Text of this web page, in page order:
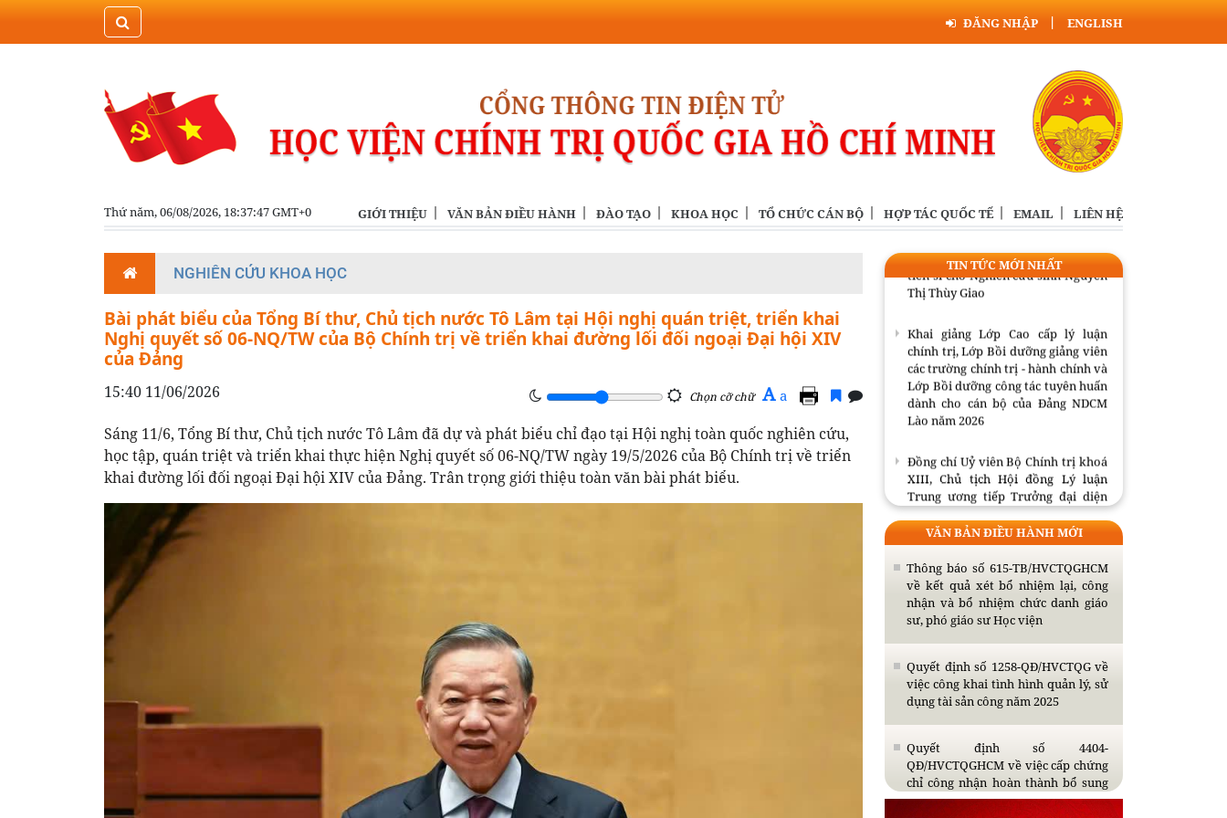
ĐĂNG NHẬP ENGLISH
Thứ năm, 06/08/2026, 18:37:47 GMT+0 GIỚI THIỆU VĂN BẢN ĐIỀU HÀNH ĐÀO TẠO KHOA HỌC TỔ CHỨC CÁN BỘ HỢP TÁC QUỐC TẾ EMAIL LIÊN HỆ
NGHIÊN CỨU KHOA HỌC
Bài phát biểu của Tổng Bí thư, Chủ tịch nước Tô Lâm tại Hội nghị quán triệt, triển khai
Nghị quyết số 06-NQ/TW của Bộ Chính trị về triển khai đường lối đối ngoại Đại hội XIV
của Đảng
15:40 11/06/2026 Chọn cỡ chữ A a
Sáng 11/6, Tổng Bí thư, Chủ tịch nước Tô Lâm đã dự và phát biểu chỉ đạo tại Hội nghị toàn quốc nghiên cứu,
học tập, quán triệt và triển khai thực hiện Nghị quyết số 06-NQ/TW ngày 19/5/2026 của Bộ Chính trị về triển
khai đường lối đối ngoại Đại hội XIV của Đảng. Trân trọng giới thiệu toàn văn bài phát biểu.
TIN TỨC MỚI NHẤT
dành cho cán bộ của Đảng NDCM
Đồng chí Uỷ viên Bộ Chính trị khoá
XIII, Chủ tịch Hội đồng Lý luận
Trung ương tiếp Trưởng đại diện
Viện FES tại Việt Nam
Bế giảng Lớp tập huấn giáo trình
đồng kiến tạo tri thức, giá trị mới
Thông báo tổ chức bảo vệ luận án
tiến sĩ cho Nghiên cứu sinh Nguyễn
Thị Thùy Giao
Khai giảng Lớp Cao cấp lý luận
chính trị, Lớp Bồi dưỡng giảng viên
các trường chính trị - hành chính và
Lớp Bồi dưỡng công tác tuyên huấn
dành cho cán bộ của Đảng NDCM
Lào năm 2026
Đồng chí Uỷ viên Bộ Chính trị khoá
XIII, Chủ tịch Hội đồng Lý luận
Trung ương tiếp Trưởng đại diện
Viện FES tại Việt Nam
Bế giảng Lớp tập huấn giáo trình
Cao cấp lý luận chính trị và mô hình
đồng kiến tạo tri thức, giá trị mới
Thông báo tổ chức bảo vệ luận án
VĂN BẢN ĐIỀU HÀNH MỚI
Thông báo số 615-TB/HVCTQGHCM
về kết quả xét bổ nhiệm lại, công
nhận và bổ nhiệm chức danh giáo
sư, phó giáo sư Học viện
Quyết định số 1258-QĐ/HVCTQG về
việc công khai tình hình quản lý, sử
dụng tài sản công năm 2025
Quyết định số 4404-
QĐ/HVCTQGHCM về việc cấp chứng
chỉ công nhận hoàn thành bổ sung
kiến thức dự tuyển đào tạo trình độ